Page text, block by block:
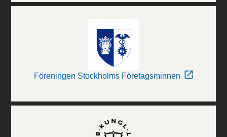
Föreningen Stockholms Företagsminnen